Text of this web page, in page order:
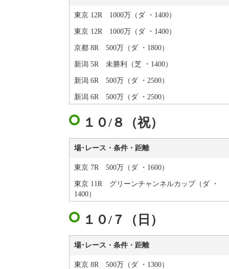
東京 12R 1000万（ダ ・1400）
東京 12R 1000万（ダ ・1400）
京都 8R 500万（ダ ・1800）
新潟 5R 未勝利（芝 ・1400）
新潟 6R 500万（ダ ・2500）
新潟 6R 500万（ダ ・2500）
１０/８（祝）
場･レース・条件・距離
東京 7R 500万（ダ ・1600）
東京 11R グリーンチャンネルカップ（ダ ・
1400）
１０/７（日）
場･レース・条件・距離
東京 8R 500万（ダ ・1300）